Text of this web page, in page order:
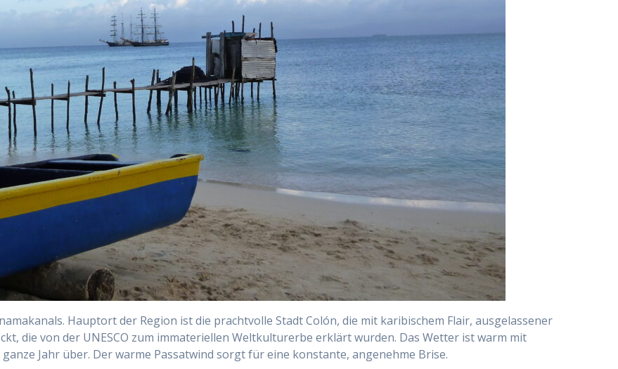
Hauptort der Region ist die prachtvolle Stadt Colón, die mit karibischem Flair, ausgelassener
die von der UNESCO zum immateriellen Weltkulturerbe erklärt wurden. Das Wetter ist warm mit
Jahr über. Der warme Passatwind sorgt für eine konstante, angenehme Brise.